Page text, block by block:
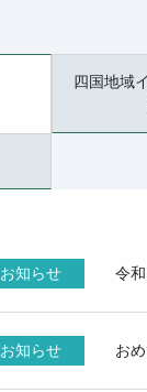
四国地域
お知らせ 令
お知らせ お